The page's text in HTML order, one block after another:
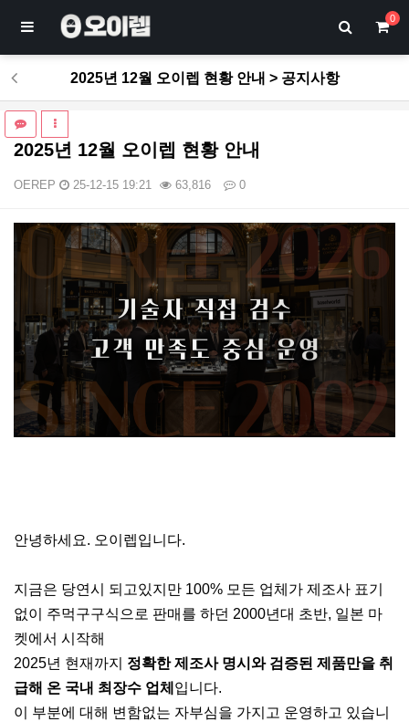
0
2025년 12월 오이렙 현황 안내 > 공지사항
2025년 12월 오이렙 현황 안내
OEREP 25-12-15 19:21 63,816 0
본문
안녕하세요. 오이렙입니다.
지금은 당연시 되고있지만 100% 모든 업체가 제조사 표기
없이 주먹구구식으로 판매를 하던 2000년대 초반, 일본 마
켓에서 시작해
2025년 현재까지 정확한 제조사 명시와 검증된 제품만을 취
급해 온 국내 최장수 업체입니다.
이 부분에 대해 변함없는 자부심을 가지고 운영하고 있습니